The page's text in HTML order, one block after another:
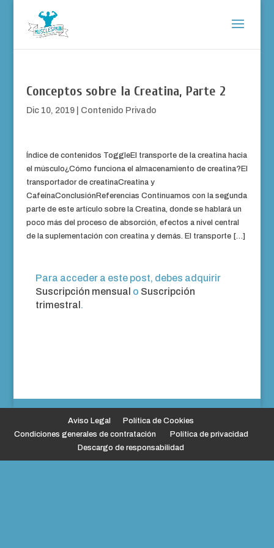
Conceptos sobre la Creatina, Parte 2
Dic 10, 2019| Contenido Privado
Índice de contenidos ToggleEl transporte de la creatina hacia
el músculo¿Cómo funciona el almacenamiento de creatina?El
transportador de creatinaCreatina y
CafeínaConclusiónReferencias Continuamos con la segunda
parte de este artículo sobre la Creatina, donde se hablará un
poco más del proceso de absorción, efectos a nivel central
de la suplementación con creatina y demás. El transporte […]
Para acceder a este post, debes adquirir
Suscripción mensual o Suscripción
trimestral .
Aviso Legal
Política de Cookies
Condiciones generales de contratación
Política de privacidad
Descargo de responsabilidad